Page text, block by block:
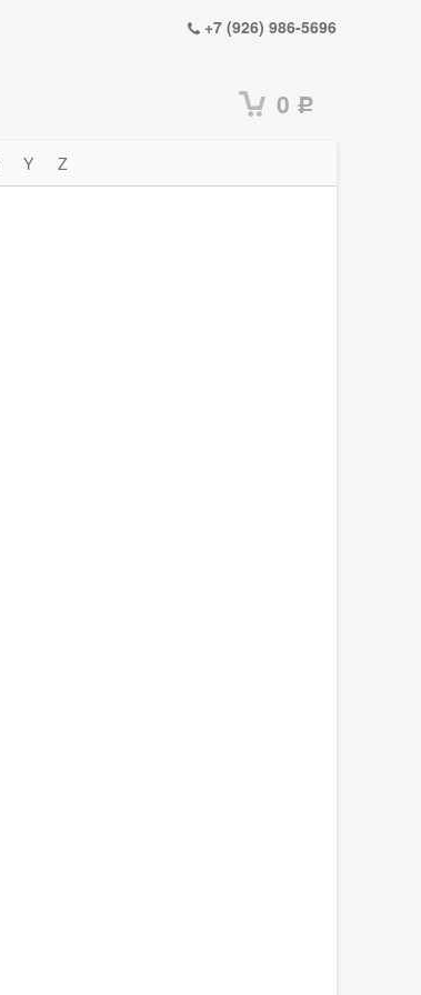
+7 (926) 986-5696
0 Р
Y Z